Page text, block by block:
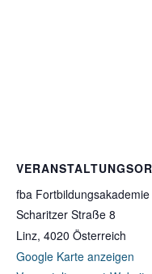
fba
Scharitzer Straße 8
Linz, 4020 Österreich
Google Karte anzeigen